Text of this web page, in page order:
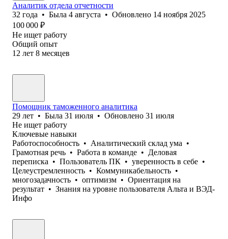
Аналитик отдела отчетности
32 года • Была 4 августа • Обновлено 14 ноября 2025
100 000 ₽
Не ищет работу
Общий опыт
12 лет 8 месяцев
Помощник таможенного аналитика
29 лет • Была 31 июля • Обновлено 31 июля
Не ищет работу
Ключевые навыки
Работоспособность • Аналитический склад ума •
Грамотная речь • Работа в команде • Деловая
переписка • Пользователь ПК • уверенность в себе •
Целеустремленность • Коммуникабельность •
многозадачность • оптимизм • Ориентация на
результат • Знания на уровне пользователя Альта и ВЭД-
Инфо